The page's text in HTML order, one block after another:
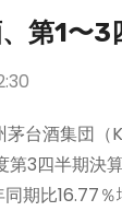
第1〜3
茅台酒集団
第3四半期決
期比16.77